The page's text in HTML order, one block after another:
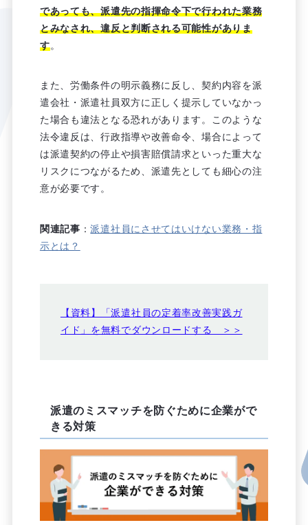
であっても、派遣先の指揮命令下で行われた業務
とみなされ、違反と判断される可能性がありま
す。
また、労働条件の明示義務に反し、契約内容を派
遣会社・派遣社員双方に正しく提示していなかっ
た場合も違法となる恐れがあります。このような
法令違反は、行政指導や改善命令、場合によって
は派遣契約の停止や損害賠償請求といった重大な
リスクにつながるため、派遣先としても細心の注
意が必要です。
関連記事 ：派遣社員にさせてはいけない業務・指
示とは？
【資料】「派遣社員の定着率改善実践ガ
イド」を無料でダウンロードする ＞＞
派遣のミスマッチを防ぐために企業がで
きる対策